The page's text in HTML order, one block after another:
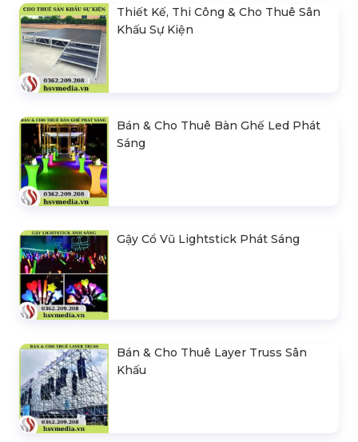
Thiết Kế, Thi Công & Cho Thuê Sân
Khấu Sự Kiện
Bán & Cho Thuê Bàn Ghế Led Phát
Sáng
Gậy Cổ Vũ Lightstick Phát Sáng
Bán & Cho Thuê Layer Truss Sân
Khấu